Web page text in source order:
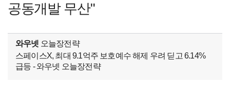
공동개발 무산"
와우넷 오늘장전략
스페이스X, 최대 9.1억주 보호예수 해제 우려 딛고 6.14%
급등 - 와우넷 오늘장전략